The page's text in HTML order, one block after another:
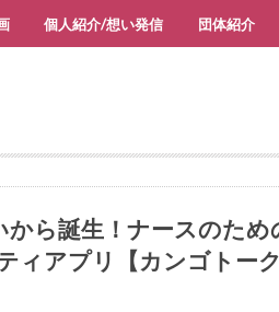
個人紹介/想い発信 団体紹介
から誕生！ナースのため
ィアプリ【カンゴトーク